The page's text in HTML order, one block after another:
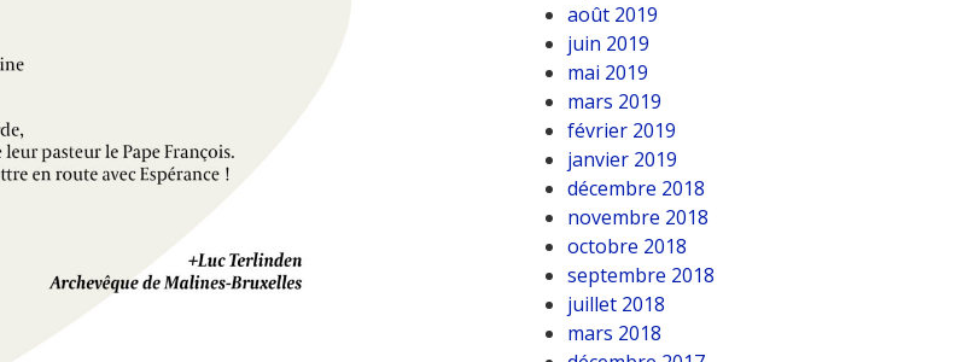
août 2019
juin 2019
mai 2019
mars 2019
février 2019
janvier 2019
décembre 2018
novembre 2018
octobre 2018
septembre 2018
juillet 2018
mars 2018